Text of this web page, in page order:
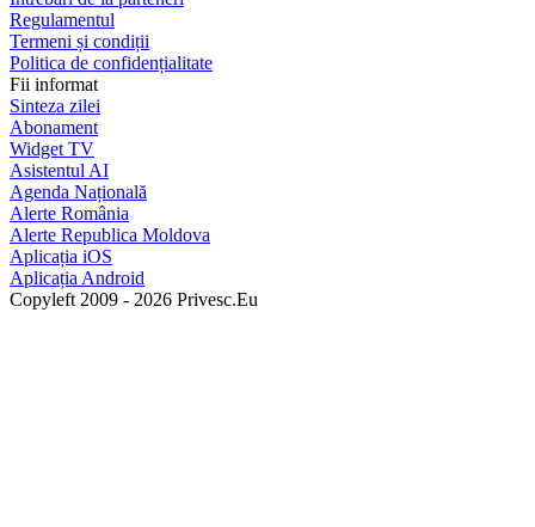
Regulamentul
Termeni și condiții
Politica de confidențialitate
Fii informat
Sinteza zilei
Abonament
Widget TV
Asistentul AI
Agenda Națională
Alerte România
Alerte Republica Moldova
Aplicația iOS
Aplicația Android
Copyleft 2009 - 2026 Privesc.Eu